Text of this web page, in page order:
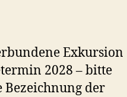
Exkursion
2028 – bitte
der